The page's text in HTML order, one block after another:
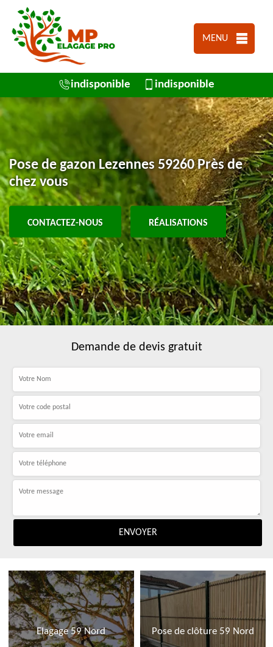
MENU
indisponible indisponible
Pose de gazon Lezennes 59260 Près de
chez vous
CONTACTEZ-NOUS RÉALISATIONS
Demande de devis gratuit
Elagage 59 Nord Pose de clôture 59 Nord